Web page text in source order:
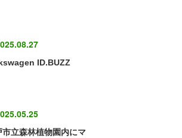
ID.BUZZ
市立森林植物園内にマ